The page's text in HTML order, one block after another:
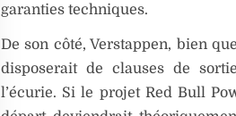
garanties techniques.
De son côté, Verstappen, bien
disposerait de clauses de
l’écurie. Si le projet Red Bull